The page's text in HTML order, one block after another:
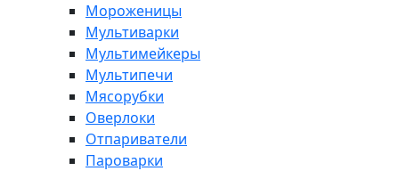
Мороженицы
Мультиварки
Мультимейкеры
Мультипечи
Мясорубки
Оверлоки
Отпариватели
Пароварки